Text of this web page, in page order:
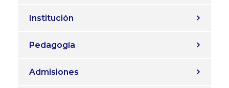
Institución
Pedagogía
Admisiones